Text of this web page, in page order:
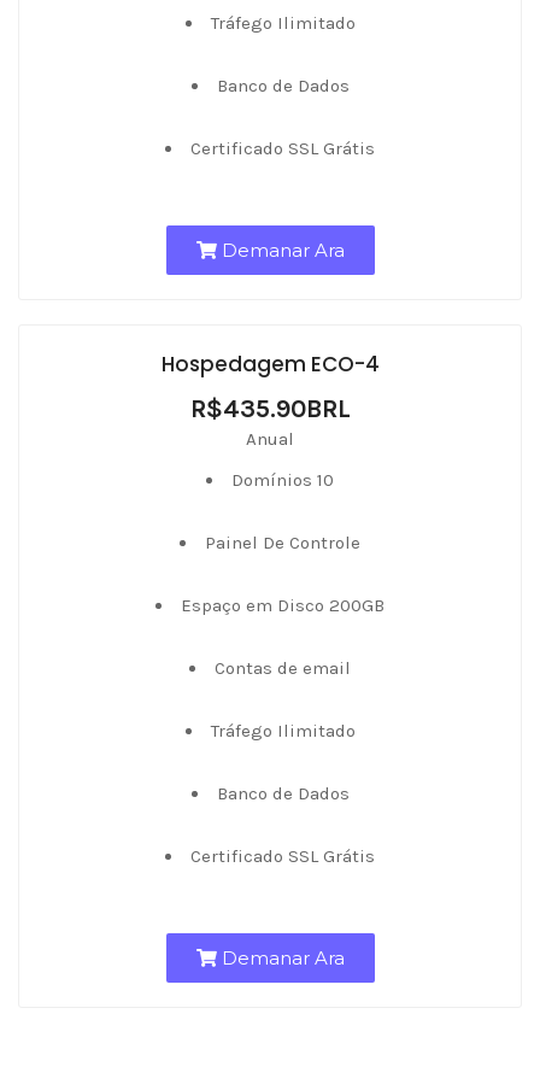
Tráfego Ilimitado
Banco de Dados
Certificado SSL Grátis
Demanar Ara
Hospedagem ECO-4
R$435.90BRL
Anual
Domínios 10
Painel De Controle
Espaço em Disco 200GB
Contas de email
Tráfego Ilimitado
Banco de Dados
Certificado SSL Grátis
Demanar Ara